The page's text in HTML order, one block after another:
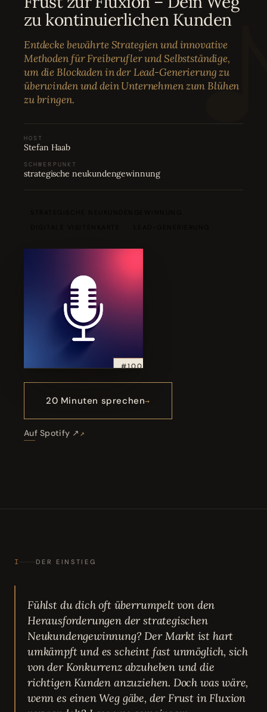
04 Bewertungen
05 Karriere
06 Partnerprogramm
zu kontinuierlichen Kunden
Entdecke bewährte Strategien und innovative
Methoden für Freiberufler und Selbstständige,
um die Blockaden in der Lead-Generierung zu
überwinden und dein Unternehmen zum Blühen
zu bringen.
HOST
Stefan Haab
SCHWERPUNKT
strategische neukundengewinnung
#100
20 Minuten sprechen
Auf Spotify ↗
I DER EINSTIEG
Fühlst du dich oft überrumpelt von den
Herausforderungen der strategischen
Neukundengewinnung? Der Markt ist hart
umkämpft und es scheint fast unmöglich, sich
von der Konkurrenz abzuheben und die
richtigen Kunden anzuziehen. Doch was wäre,
wenn es einen Weg gäbe, der Frust in Fluxion